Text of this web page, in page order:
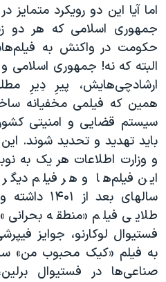
اما آیا این دو رویکرد متمایز
جمهوری اسلامی که هر دو
حکومت در واکنش به
البته که نه! جمهوری اسلامی
ارشاد‌چی‌هایش، پیرِ دِیرِ
همین که فیلمی مخفیانه
سیستم قضایی و امنیتی
باید تهدید و تحدید شوند.
و وزارت اطلاعات هر یک به
این فیلم‌ها و هر فیلم
سالهای بعد
طلایی فیلم «منطقه
فستیوال لوکارنو، جوایز
به فیلم «کیک محبوب من»
صناعی‌ها در فستیوال